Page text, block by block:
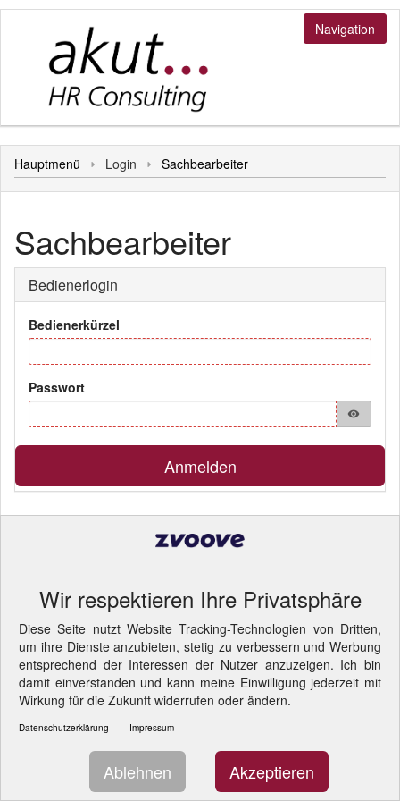
Navigation
Login
Bediener
Personal
Sonstiges
Hauptmenü
Hauptmenü Login Sachbearbeiter
Sachbearbeiter
Bedienerlogin
Bedienerkürzel
Passwort
visibility
Anmelden
© 2026 akut... HR Consulting GmbH - Cookie-Einstellungen
Wir respektieren Ihre Privatsphäre
Diese Seite nutzt Website Tracking-Technologien von Dritten,
um ihre Dienste anzubieten, stetig zu verbessern und Werbung
entsprechend der Interessen der Nutzer anzuzeigen. Ich bin
damit einverstanden und kann meine Einwilligung jederzeit mit
Wirkung für die Zukunft widerrufen oder ändern.
Datenschutzerklärung Impressum
Ablehnen Akzeptieren